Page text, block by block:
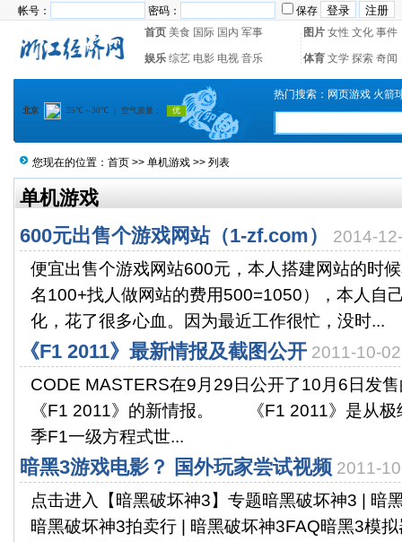
帐号： 密码：
保存
首页 美食 国际 国内 军事 图片 女性 文化 事件
娱乐 综艺 电影 电视 音乐 体育 文学 探索 奇闻
热门搜索： 网页游戏 火箭
您现在的位置： 首页 >> 单机游戏 >> 列表
单机游戏
600元出售个游戏网站（1-zf.com）
2014-
便宜出售个游戏网站600元，本人搭建网站的时
名100+找人做网站的费用500=1050），本人自
化，花了很多心血。因为最近工作很忙，没时...
《F1 2011》最新情报及截图公开 2011-10-
CODE MASTERS在9月29日公开了10月6日发
《F1 2011》的新情报。 《F1 2011》是从极
季F1一级方程式世...
暗黑3游戏电影？ 国外玩家尝试视频 2011-
点击进入【暗黑破坏神3】专题暗黑破坏神3 | 暗
暗黑破坏神3拍卖行 | 暗黑破坏神3FAQ暗黑3模